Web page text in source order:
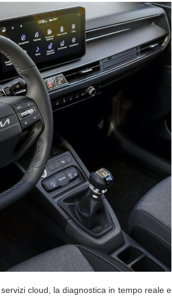
cloud, la diagnostica in tempo reale e